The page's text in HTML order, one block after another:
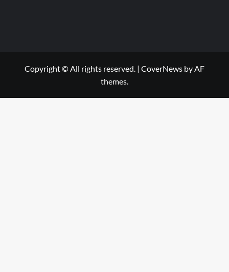
Copyright © All rights reserved. | CoverNews by AF
themes.